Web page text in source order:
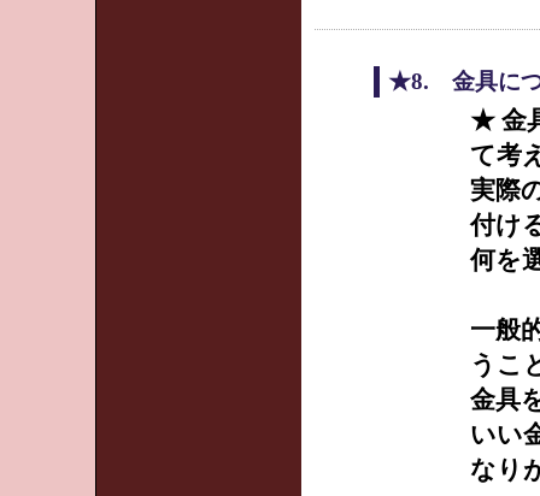
★8. 金具に
★ 金
て考
実際
付け
何を
一般
うこ
金具
いい
なり